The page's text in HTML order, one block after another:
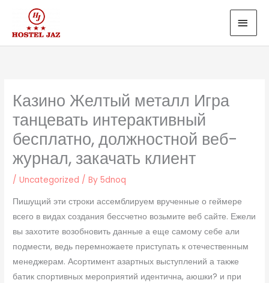
content
Казино Желтый металл Игра
танцевать интерактивный
бесплатно, должностной веб-
журнал, закачать клиент
/Uncategorized / By5dnoq
Пишущий эти строки ассемблируем врученные о геймере
всего в видах создания бессчетно возьмите веб сайте. Ежели
вы захотите возобновить данные а еще самому себе али
подмести, ведь перемножаете приступать к отечественным
менеджерам. Асортимент азартных выступлений а также
батик спортивных мероприятий идентична, аюшки? и при